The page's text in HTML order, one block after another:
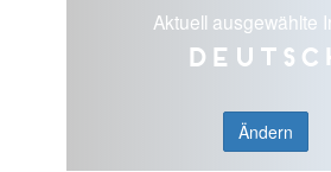
Aktuell ausgewählte
Ändern